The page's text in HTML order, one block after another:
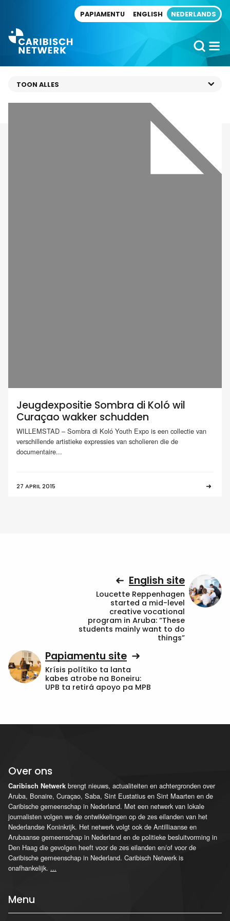
PAPIAMENTU ENGLISH NEDERLANDS
Jeugdexpositie Sombra di Koló wil
Curaçao wakker schudden
WILLEMSTAD – Sombra di Koló Youth Expo is een collectie van
verschillende artistieke expressies van scholieren die de
documentaire...
27 APRIL 2015
English site
Loucette Reppenhagen
started a mid-level
creative vocational
program in Aruba: “These
students mainly want to do
things”
Papiamentu site
Krísis polítiko ta lanta
kabes atrobe na Boneiru:
UPB ta retirá apoyo pa MPB
Over ons
Caribisch Netwerk brengt nieuws, actualiteiten en achtergronden over
Aruba, Bonaire, Curaçao, Saba, Sint Eustatius en Sint Maarten en de
Caribische gemeenschap in Nederland. Met een netwerk van lokale
journalisten volgen we de ontwikkelingen op de zes eilanden van het
Nederlandse Koninkrijk. Het netwerk volgt ook de Antilliaanse en
Arubaanse gemeenschap in Nederland en de politieke besluitvorming in
Den Haag die gevolgen heeft voor de zes eilanden en/of voor de
Caribische gemeenschap in Nederland. Caribisch Netwerk is
onafhankelijk. ...
Menu